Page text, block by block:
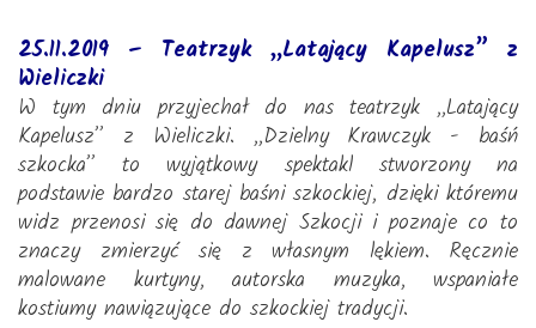
25.11.2019 – Teatrzyk „Latający Kapelusz” z
Wieliczki
W tym dniu przyjechał do nas teatrzyk ,,Latający
Kapelusz” z Wieliczki. ,,Dzielny Krawczyk - baśń
szkocka” to wyjątkowy spektakl stworzony na
podstawie bardzo starej baśni szkockiej, dzięki któremu
widz przenosi się do dawnej Szkocji i poznaje co to
znaczy zmierzyć się z własnym lękiem. Ręcznie
malowane kurtyny, autorska muzyka, wspaniałe
kostiumy nawiązujące do szkockiej tradycji.